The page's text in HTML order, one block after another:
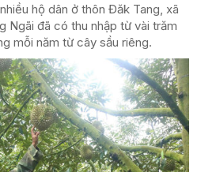
hộ dân ở thôn Đăk Tang, xã
Ngãi đã có thu nhập từ vài trăm
mỗi năm từ cây sầu riêng.